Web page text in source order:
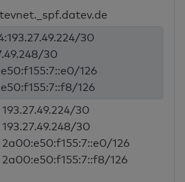
30
30
126
126
193.27.49.224/30
193.27.49.248/30
2a00:e50:f155:7::e0/126
2a00:e50:f155:7::f8/126